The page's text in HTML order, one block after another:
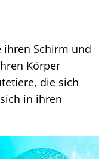
ihren Schirm und
Körper
die sich
in ihren